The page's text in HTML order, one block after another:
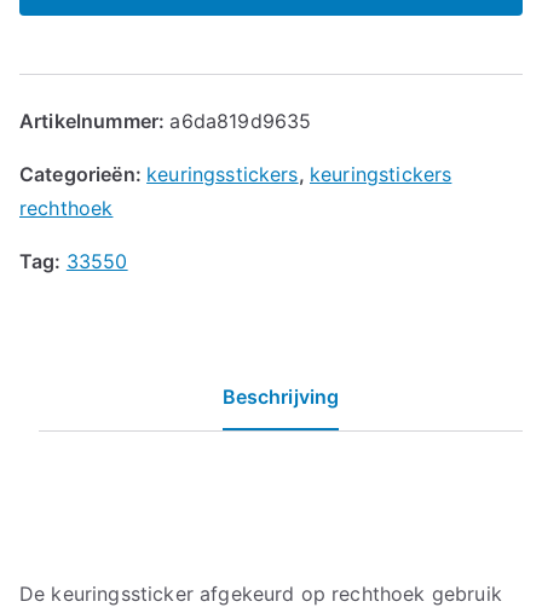
Artikelnummer:a6da819d9635
Categorieën: keuringsstickers, keuringstickers
rechthoek
Tag: 33550
Beschrijving
De keuringssticker afgekeurd op rechthoek gebruik